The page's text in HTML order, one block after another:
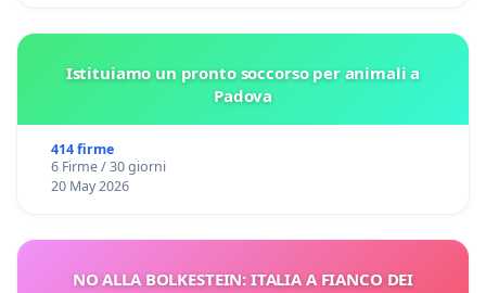
Istituiamo un pronto soccorso per animali a
Padova
414 firme
6 Firme / 30 giorni
20 May 2026
NO ALLA BOLKESTEIN: ITALIA A FIANCO DEI